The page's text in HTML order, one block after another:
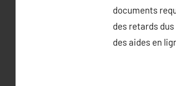
documents
des retards
des aides en